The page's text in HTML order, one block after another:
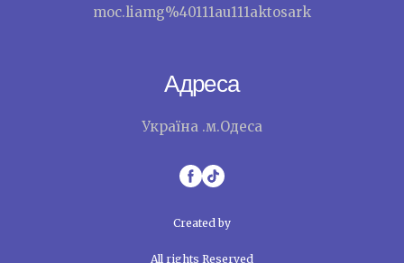
moc.liamg%40111au111aktosark
Адреса
Україна .м.Одеса
Created by
All rights Reserved